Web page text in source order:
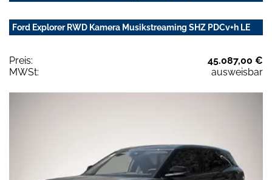
Ford Explorer RWD Kamera Musikstreaming SHZ PDCv+h LE
Preis:
45.087,00 €
MWSt:
ausweisbar